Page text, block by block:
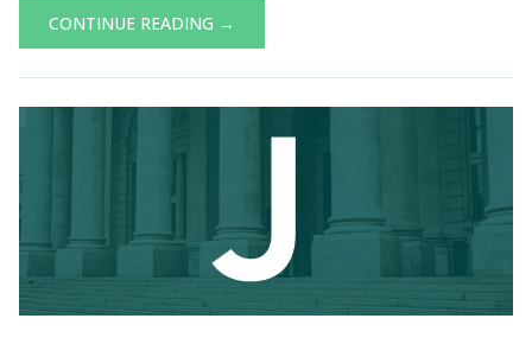
CONTINUE READING →